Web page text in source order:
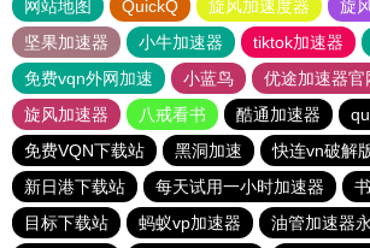
网站地图 QuickQ 旋风加速度器 旋
坚果加速器
小牛加速器 tiktok加速器
免费vqn外网加速
小蓝鸟 优途加速器官
旋风加速器
八戒看书 酷通加速器
免费VQN下载站
黑洞加速 快连vn破解
新日港下载站
每天试用一小时加速器
目标下载站
蚂蚁vp加速器
油管加速器